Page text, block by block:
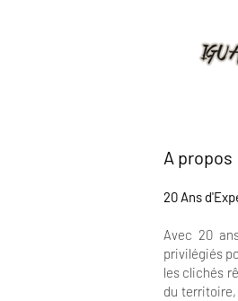
A propos
20 Ans
Avec 20
privilégiés
les clichés
du territoire,